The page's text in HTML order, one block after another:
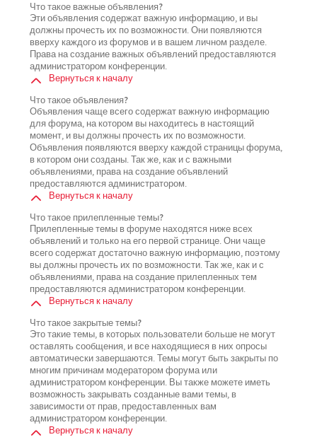
Что такое важные объявления?
Эти объявления содержат важную информацию, и вы
должны прочесть их по возможности. Они появляются
вверху каждого из форумов и в вашем личном разделе.
Права на создание важных объявлений предоставляются
администратором конференции.
Вернуться к началу
Что такое объявления?
Объявления чаще всего содержат важную информацию
для форума, на котором вы находитесь в настоящий
момент, и вы должны прочесть их по возможности.
Объявления появляются вверху каждой страницы форума,
в котором они созданы. Так же, как и с важными
объявлениями, права на создание объявлений
предоставляются администратором.
Вернуться к началу
Что такое прилепленные темы?
Прилепленные темы в форуме находятся ниже всех
объявлений и только на его первой странице. Они чаще
всего содержат достаточно важную информацию, поэтому
вы должны прочесть их по возможности. Так же, как и с
объявлениями, права на создание прилепленных тем
предоставляются администратором конференции.
Вернуться к началу
Что такое закрытые темы?
Это такие темы, в которых пользователи больше не могут
оставлять сообщения, и все находящиеся в них опросы
автоматически завершаются. Темы могут быть закрыты по
многим причинам модератором форума или
администратором конференции. Вы также можете иметь
возможность закрывать созданные вами темы, в
зависимости от прав, предоставленных вам
администратором конференции.
Вернуться к началу